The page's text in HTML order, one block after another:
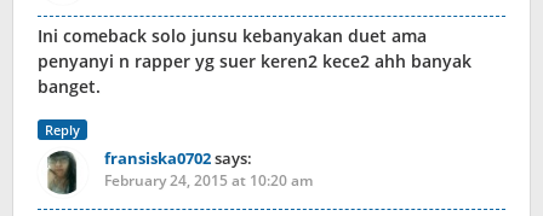
Ini comeback solo junsu kebanyakan duet ama
penyanyi n rapper yg suer keren2 kece2 ahh banyak
banget.
Reply
fransiska0702says:
February 24, 2015 at 10:20 am